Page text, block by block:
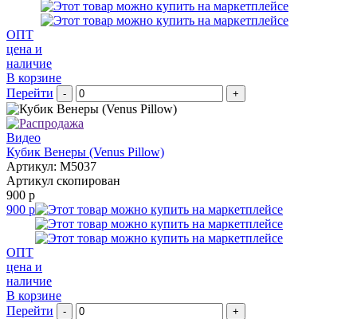
ОПТ
цена и
наличие
В корзине
Перейти
- +
Видео
Кубик Венеры (Venus Pillow)
Артикул: M5037
Артикул скопирован
900 р
900 р
ОПТ
цена и
наличие
В корзине
Перейти
- +